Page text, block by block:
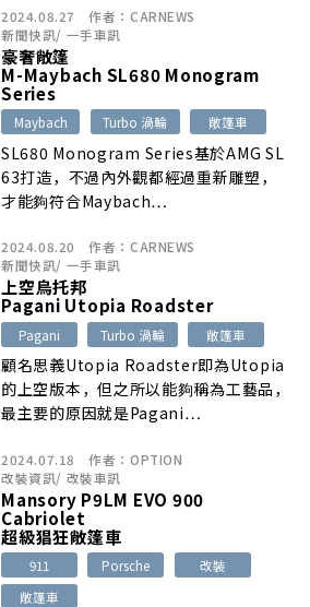
2024.08.27 作者： CARNEWS
新聞快訊/ 一手車訊
豪奢敞篷
M-Maybach SL680 Monogram
Series
Maybach Turbo 渦輪 敞篷車
SL680 Monogram Series基於AMG SL
63打造，不過內外觀都經過重新雕塑，
才能夠符合Maybach…
2024.08.20 作者： CARNEWS
新聞快訊/ 一手車訊
上空烏托邦
Pagani Utopia Roadster
Pagani Turbo 渦輪 敞篷車
顧名思義Utopia Roadster即為Utopia
的上空版本，但之所以能夠稱為工藝品，
最主要的原因就是Pagani…
2024.07.18 作者： OPTION
改裝資訊/ 改裝車訊
Mansory P9LM EVO 900
Cabriolet
超級猖狂敞篷車
911 Porsche
改裝
敞篷車